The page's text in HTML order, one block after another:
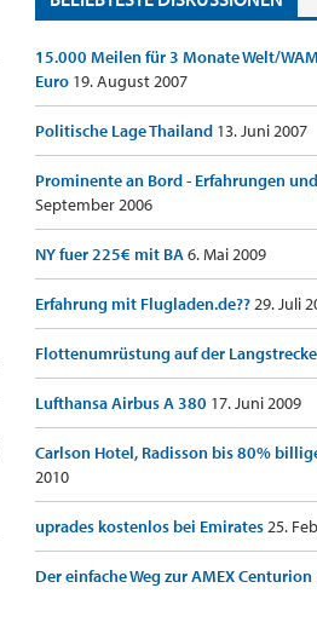
15.000 Meilen für 3 Monate Welt/
Euro 19. August 2007
Politische Lage Thailand 13. Juni 2007
Prominente an Bord - Erfahrungen
September 2006
NY fuer 225€ mit BA6. Mai 2009
Erfahrung mit Flugladen.de??29. Juli
Flottenumrüstung auf der Langstrecke
Lufthansa Airbus A 380 17. Juni 2009
Carlson Hotel, Radisson bis 80%
2010
uprades kostenlos bei Emirates25.
Der einfache Weg zur AMEX Centurion